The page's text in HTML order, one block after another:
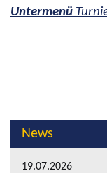
Untermenü
News
19.07.2026